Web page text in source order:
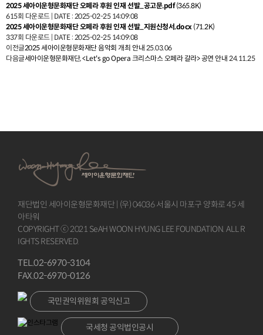
2025 세아이운형문화재단 오페라 후원 인재 선발_공고문.pdf(365.8K)
615회 다운로드 | DATE : 2025-02-25 14:09:08
2025 세아이운형문화재단 오페라 후원 인재 선발_지원신청서.docx(71.2K)
337회 다운로드 | DATE : 2025-02-25 14:09:08
이전글2025 세아이운형문화재단 음악회 개최 안내 25.03.06
다음글세아이운형문화재단, <Let's go Opera 크리스마스 오페라 갈라> 공연 안내 24.11.25
재단법인 세아이운형문화재단 | (우) 04036 서울시 마포구 양화로 45 세
아타워
COPYRIGHT ⓒ 2021 SeAH WOON HYUNG LEE FOUNDATION. ALL R
IGHTS RESERVED.
TEL.02-6970-3104
FAX.02-6970-0126
국민권익위원회 공익신고
국세청 공익법인공시